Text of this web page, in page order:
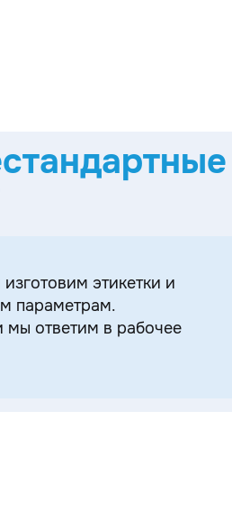
этикетки и
параметрам.
мы ответим в рабочее